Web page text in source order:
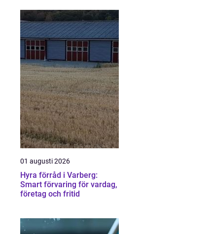
01 augusti 2026
Hyra förråd i Varberg:
Smart förvaring för vardag,
företag och fritid